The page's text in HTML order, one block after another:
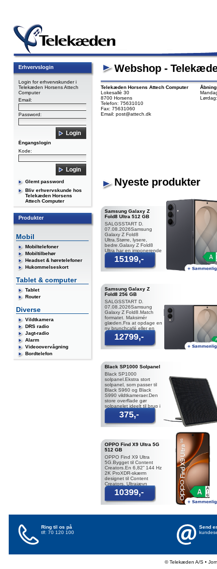
Erhvervslogin
Login for erhvervskunder i
Telekæden Horsens Attech
Computer
Email:
Password:
Éngangslogin
Kode:
Glemt password
Bliv erhvervskunde hos
Telekæden Horsens
Attech Computer
Produkter
Mobil
Mobiltelefoner
Mobiltilbehør
Headset & høretelefoner
Hukommelseskort
Tablet & computer
Tablet
Router
Diverse
Vildtkamera
DRS radio
Jagt-radio
Alarm
Videoovervågning
Bordtelefon
Webshop -
Telekæden Horsens Attech Computer
Lokesallè 30
8700 Horsens
Telefon: 75631010
Fax: 75631060
Email: post@attech.dk
Nyeste produkter
Samsung Galaxy Z
Fold8 Ultra 512 GB
SALGSSTART D.
07.08.2026Samsung
Galaxy Z Fold8
Ultra.Større, lysere,
bedre.Galaxy Z Fold8
Ultra har en imponerende
8,0” dynamisk AMOLED
2X skærm, som er 1
15199,-
Samsung Galaxy Z
Fold8 256 GB
SALGSSTART D.
07.08.2026Samsung
Galaxy Z Fold8.Match
formatet. Maksimér
glæden.Fra at opdage en
ny brunchcafé eller en
galleriåbning på Reels til
at bliv12799,-
Black SP1000 Solpanel
Black SP1000
solpanel.Ekstra stort
solpanel, som passer til
Black S960 og Black
S990 vildtkameraer.Den
store overflade gør
solpanelet ideelt til brug i
områder med skygge, k
375,-
OPPO Find X9 Ultra 5G
512 GB
OPPO Find X9 Ultra
5G.Bygget til Content
Creators.En 6,82” 144 Hz
2K ProXDR-skærm
designet til Content
Creators. Ultrajævn
responsivitet møder fuld
link ægte farvepræ
10399,-
Ring til os på
tlf: 70 120 100
Send
© Telekæden A/S •